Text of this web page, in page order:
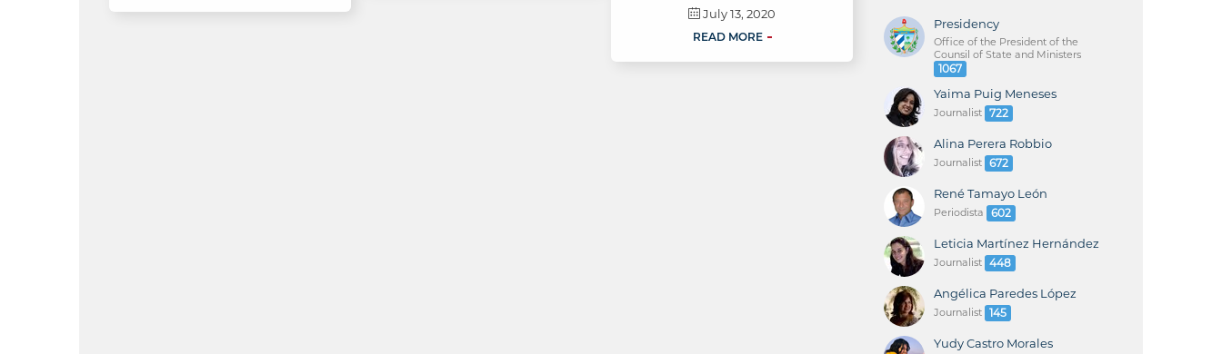
July 13, 2020
READ MORE
Presidency
Office of the President of the
Counsil of State and Ministers
1067
Yaima Puig Meneses
Journalist 722
Alina Perera Robbio
Journalist 672
René Tamayo León
Periodista 602
Leticia Martínez Hernández
Journalist 448
Angélica Paredes López
Journalist 145
Yudy Castro Morales